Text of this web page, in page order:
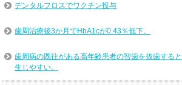
デンタルフロスでワクチン投与
歯周治療後3か月でHbA1cが0.43％低下。
歯周病の既往がある高年齢患者の智歯を抜歯する
生じやすい。